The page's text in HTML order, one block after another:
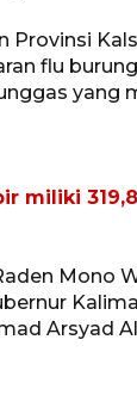
flu
yang
miliki
Mono
Arsyad